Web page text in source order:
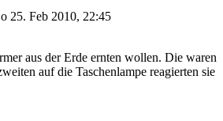
25. Feb 2010, 22:45
aus der Erde ernten wollen. Die waren
auf die Taschenlampe reagierten sie